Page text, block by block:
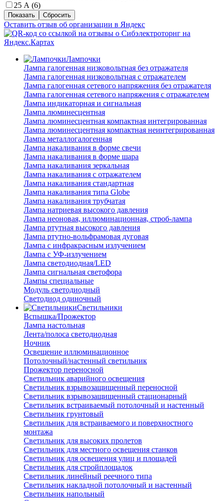
25 А (6)
Оставить отзыв об организации в Яндекс
Лампочки
Лампа галогенная низковольтная без отражателя
Лампа галогенная низковольтная с отражателем
Лампа галогенная сетевого напряжения без отражателя
Лампа галогенная сетевого напряжения с отражателем
Лампа индикаторная и сигнальная
Лампа люминесцентная
Лампа люминесцентная компактная интегрированная
Лампа люминесцентная компактная неинтегрированная
Лампа металлогалогенная
Лампа накаливания в форме свечи
Лампа накаливания в форме шара
Лампа накаливания зеркальная
Лампа накаливания с отражателем
Лампа накаливания стандартная
Лампа накаливания типа Globe
Лампа накаливания трубчатая
Лампа натриевая высокого давления
Лампа неоновая, иллюминационная, строб-лампа
Лампа ртутная высокого давления
Лампа ртутно-вольфрамовая дуговая
Лампа с инфракрасным излучением
Лампа с УФ-излучением
Лампа светодиодная/LED
Лампа сигнальная светофора
Лампы специальные
Модуль светодиодный
Светодиод одиночный
Светильники
Вспышка/Прожектор
Лампа настольная
Лента/полоса светодиодная
Ночник
Освещение иллюминационное
Потолочный/настенный светильник
Прожектор переносной
Светильник аварийного освещения
Светильник взрывозащищенный переносной
Светильник взрывозащищенный стационарный
Светильник встраиваемый потолочный и настенный
Светильник грунтовый
Светильник для встраиваемого и поверхностного
монтажа
Светильник для высоких пролетов
Светильник для местного освещения станков
Светильник для освещения улиц и площадей
Светильник для стройплощадок
Светильник линейный реечного типа
Светильник накладной потолочный и настенный
Светильник напольный